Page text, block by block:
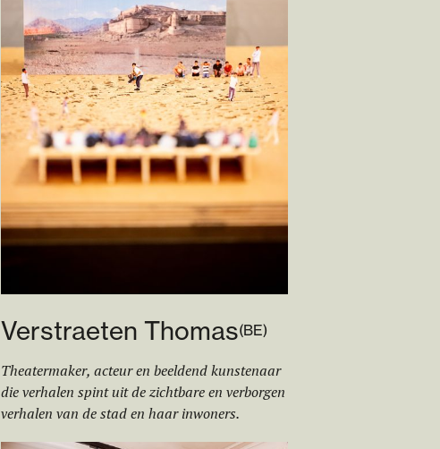
Verstraeten Thomas(BE)
Theatermaker, acteur en beeldend kunstenaar
die verhalen spint uit de zichtbare en verborgen
verhalen van de stad en haar inwoners.